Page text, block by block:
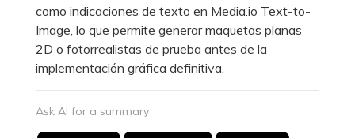
como indicaciones de texto en Media.io Text-to-
Image, lo que permite generar maquetas planas
2D o fotorrealistas de prueba antes de la
implementación gráfica definitiva.
Ask AI for a summary